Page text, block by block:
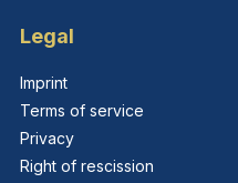
Legal
Imprint
Terms of service
Privacy
Right of rescission